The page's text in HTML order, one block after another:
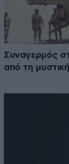
Συναγερμός
από τη